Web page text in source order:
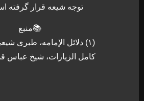
توجه شیعه قرار گرفته
📚منبع
(۱) دلائل الإمامه، طبری شیعی، ص ۱۲۲
کامل الزیارات، شیخ عباس